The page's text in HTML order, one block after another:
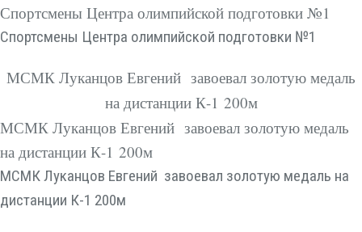
Спортсмены Центра олимпийской подготовки №1
Спортсмены Центра олимпийской подготовки №1
МСМК Луканцов Евгений завоевал золотую медаль
на дистанции К-1 200м
МСМК Луканцов Евгений завоевал золотую медаль
на дистанции К-1 200м
МСМК Луканцов Евгений завоевал золотую медаль на
дистанции К-1 200м